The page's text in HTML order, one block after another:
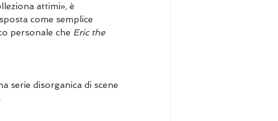
attimi», è
come semplice
personale che Eric the
serie disorganica di scene